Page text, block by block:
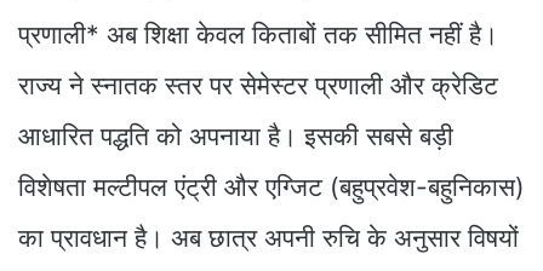
प्रणाली* अब शिक्षा केवल किताबों तक सीमित नहीं है।
राज्य ने स्नातक स्तर पर सेमेस्टर प्रणाली और क्रेडिट
आधारित पद्धति को अपनाया है। इसकी सबसे बड़ी
विशेषता मल्टीपल एंट्री और एग्जिट (बहुप्रवेश-बहुनिकास)
का प्रावधान है। अब छात्र अपनी रुचि के अनुसार विषयों